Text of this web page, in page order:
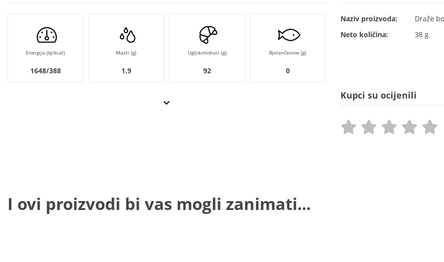
Energija (kJ/kcal)
1648/388
Masti (g)
1,9
Ugljikohidrati (g)
92
Bjelančevine (g)
0
Naziv proizvoda:
Draže
Neto količina:
38 g
Kupci su ocijenili
I ovi proizvodi bi vas mogli zanimati...